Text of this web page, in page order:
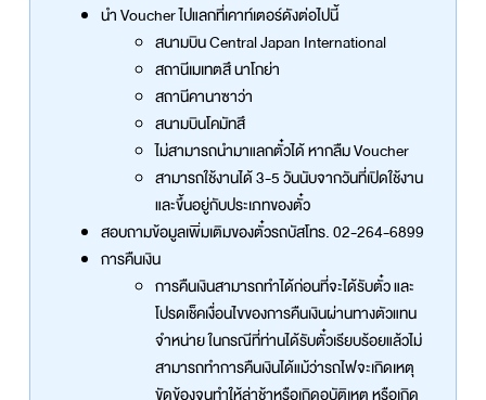
นำ Voucher ไปแลกที่เคาท์เตอร์ดังต่อไปนี้
สนามบิน Central Japan International
สถานีเมเทตสึ นาโกย่า
สถานีคานาซาว่า
สนามบินโคมัทสึ
ไม่สามารถนำมาแลกตั๋วได้ หากลืม Voucher
สามารถใช้งานได้ 3-5 วันนับจากวันที่เปิดใช้งาน
และขึ้นอยู่กับประเภทของตั๋ว
สอบถามข้อมูลเพิ่มเติมของตั๋วรถบัสโทร. 02-264-6899
การคืนเงิน
การคืนเงินสามารถทำได้ก่อนที่จะได้รับตั๋ว และ
โปรดเช็คเงื่อนไขของการคืนเงินผ่านทางตัวแทน
จำหน่าย ในกรณีที่ท่านได้รับตั๋วเรียบร้อยแล้วไม่
สามารถทำการคืนเงินได้แม้ว่ารถไฟจะเกิดเหตุ